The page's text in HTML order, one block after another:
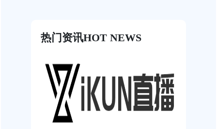
热门资讯HOT NEWS